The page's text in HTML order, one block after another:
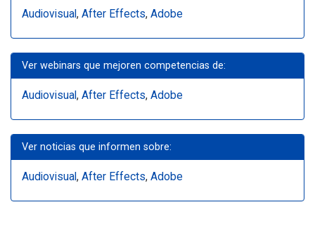
Audiovisual, After Effects, Adobe
Ver webinars que mejoren competencias de:
Audiovisual, After Effects, Adobe
Ver noticias que informen sobre:
Audiovisual, After Effects, Adobe